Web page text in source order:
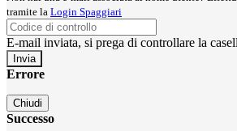
tramite la Login Spaggiari
E-mail inviata, si prega di controllare la
Errore
Chiudi
Successo